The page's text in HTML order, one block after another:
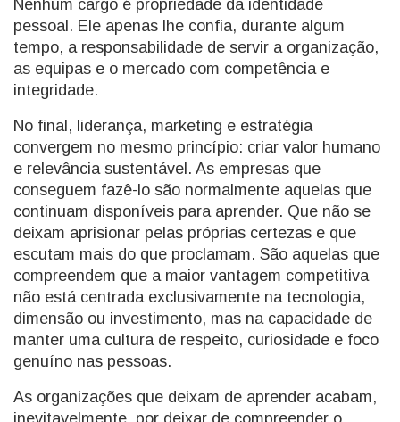
Nenhum cargo é propriedade da identidade
pessoal. Ele apenas lhe confia, durante algum
tempo, a responsabilidade de servir a organização,
as equipas e o mercado com competência e
integridade.
No final, liderança, marketing e estratégia
convergem no mesmo princípio: criar valor humano
e relevância sustentável. As empresas que
conseguem fazê-lo são normalmente aquelas que
continuam disponíveis para aprender. Que não se
deixam aprisionar pelas próprias certezas e que
escutam mais do que proclamam. São aquelas que
compreendem que a maior vantagem competitiva
não está centrada exclusivamente na tecnologia,
dimensão ou investimento, mas na capacidade de
manter uma cultura de respeito, curiosidade e foco
genuíno nas pessoas.
As organizações que deixam de aprender acabam,
inevitavelmente, por deixar de compreender o